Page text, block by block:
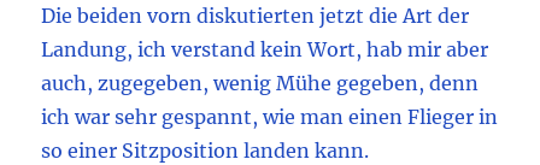
Die beiden vorn diskutierten jetzt die Art der
Landung, ich verstand kein Wort, hab mir aber
auch, zugegeben, wenig Mühe gegeben, denn
ich war sehr gespannt, wie man einen Flieger in
so einer Sitzposition landen kann.